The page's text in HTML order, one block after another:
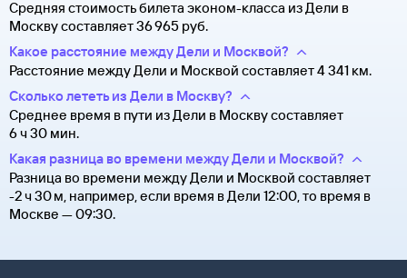
Средняя стоимость билета эконом-класса из Дели в
Москву составляет 36 ⁠965 руб.
Какое расстояние между Дели и Москвой?
Расстояние между Дели и Москвой составляет 4 341 км.
Сколько лететь из Дели в Москву?
Среднее время в пути из Дели в Москву составляет
6 ч 30 мин.
Какая разница во времени между Дели и Москвой?
Разница во времени между Дели и Москвой составляет
-2 ч 30 м, например, если время в Дели 12:00, то время в
Москве — 09:30.